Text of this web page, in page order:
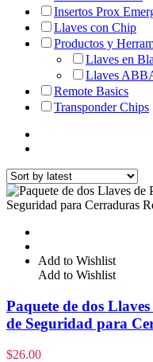
Insertos Prox
Llaves con Chip
Productos y
Llaves en
Llaves
Remote Basics
Transponder Chips
Add to Wishlist
Add to Wishlist
Paquete de dos
de Seguridad para
$26.00